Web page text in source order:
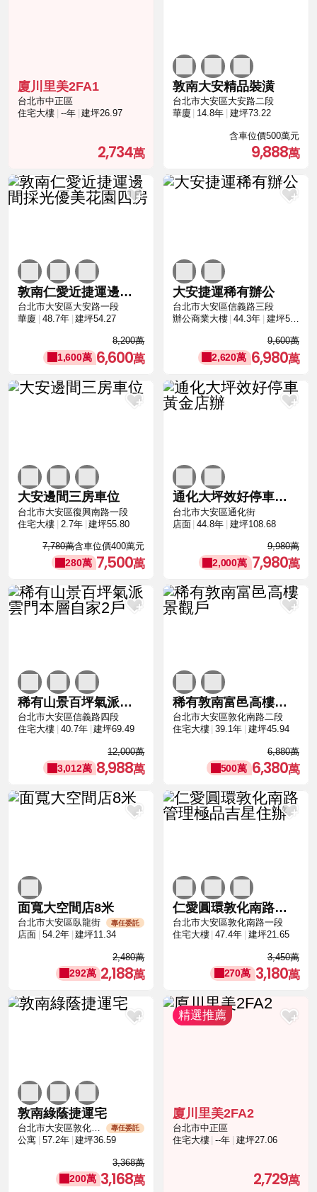
廈川里美2FA1
台北市中正區
住宅大樓
--年 建坪26.97
2,734
敦南大安精品裝潢
台北市大安區大安路二段
華廈
14.8年 建坪73.22
含車位價500萬元
9,888
敦南仁愛近捷運邊間採光優美花園四房
台北市大安區大安路一段
華廈
48.7年 建坪54.27
8,200萬
1,600萬 6,600
大安捷運稀有辦公
台北市大安區信義路三段
辦公商業大樓
44.3年 建坪52.36
9,600萬
2,620萬 6,980
大安邊間三房車位
台北市大安區復興南路一段
住宅大樓
2.7年 建坪55.80
7,780萬含車位價400萬元
280萬 7,500
通化大坪效好停車黃金店辦
台北市大安區通化街
店面
44.8年 建坪108.68
9,980萬
2,000萬 7,980
稀有山景百坪氣派雲門本層自家2戶
台北市大安區信義路四段
住宅大樓
40.7年 建坪69.49
12,000萬
3,012萬 8,988
稀有敦南富邑高樓景觀戶
台北市大安區敦化南路二段
住宅大樓
39.1年 建坪45.94
6,880萬
500萬 6,380
面寬大空間店8米
台北市大安區臥龍街 專任委託
店面 54.2年 建坪11.34
2,480萬
292萬 2,188
仁愛圓環敦化南路管理極品吉星住辦
台北市大安區敦化南路一段
住宅大樓
47.4年 建坪21.65
3,450萬
270萬 3,180
敦南綠蔭捷運宅
台北市大安區敦化南路二段 專任委託
公寓 57.2年 建坪36.59
3,368萬
200萬 3,168
廈川里美2FA2
台北市中正區
住宅大樓
--年 建坪27.06
2,729